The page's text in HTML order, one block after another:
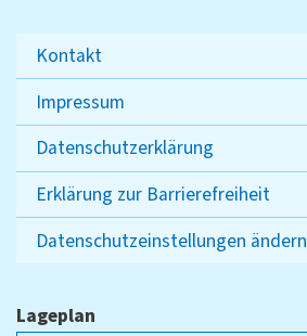
Kontakt
Impressum
Datenschutzerklärung
Erklärung zur Barrierefreiheit
Datenschutzeinstellungen ändern
Lageplan